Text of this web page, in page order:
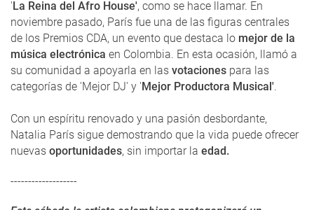
'La Reina del Afro House', como se hace llamar. En
noviembre pasado, París fue una de las figuras centrales
de los Premios CDA, un evento que destaca lo mejor de la
música electrónica en Colombia. En esta ocasión, llamó a
su comunidad a apoyarla en las votaciones para las
categorías de 'Mejor DJ' y 'Mejor Productora Musical'.
Con un espíritu renovado y una pasión desbordante,
Natalia París sigue demostrando que la vida puede ofrecer
nuevas oportunidades, sin importar la edad.
-------------------